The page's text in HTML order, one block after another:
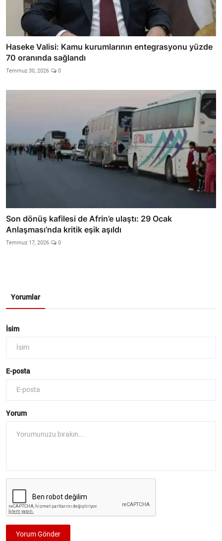
Haseke Valisi: Kamu kurumlarının entegrasyonu yüzde
70 oranında sağlandı
Temmuz 30, 2026 0
Son dönüş kafilesi de Afrin’e ulaştı: 29 Ocak
Anlaşması’nda kritik eşik aşıldı
Temmuz 17, 2026 0
Yorumlar
İsim
E-posta
Yorum
Yorum Gönder